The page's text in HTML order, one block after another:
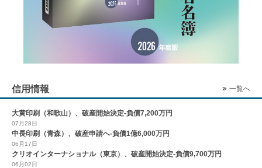
信用情報 一覧へ
大黄印刷（和歌山）、破産開始決定-負債7,200万円
07月28日
中長印刷（青森）、破産申請へ-負債1億6,000万円
06月17日
クリオインターナショナル（東京）、破産開始決定-負債9,700万円
06月02日